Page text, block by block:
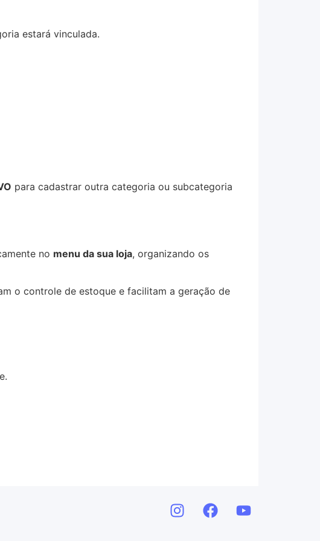
estará vinculada.
para cadastrar outra categoria ou subcategoria
no menu da sua loja, organizando os
o controle de estoque e facilitam a geração de